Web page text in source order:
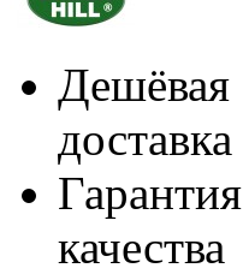
Дешёвая
доставка
Гарантия
качества